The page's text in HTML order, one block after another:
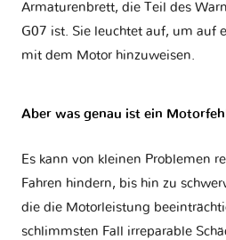
Armaturenbrett, die Teil des
G07 ist. Sie leuchtet auf, um auf
mit dem Motor hinzuweisen.
Aber was genau ist ein
Es kann von kleinen Problemen
Fahren hindern, bis hin zu
die die Motorleistung
schlimmsten Fall irreparable